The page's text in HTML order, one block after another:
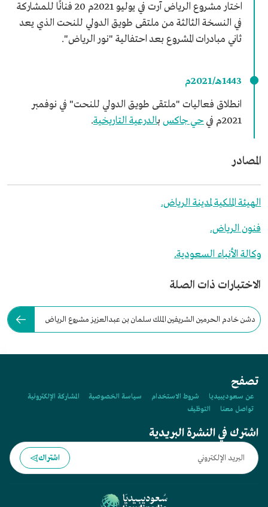
اختار مشروع الرياض آرت في يوليو 2021م 20 فنانًا للمشاركة
في النسخة الثالثة من ملتقى طويق الدولي للنحت الذي يعد
ثاني مبادرات المشروع بعد احتفالية "نور الرياض".
1443هـ/2021م
انطلاق فعاليات "ملتقى طويق الدولي للنحت" في نوفمبر
2021م في
حي جاكس بالدرعية التاريخية.
المصادر
الهيئة الملكية لمدينة الرياض.
فنون الرياض.
وكالة الأنباء السعودية.
الاختبارات ذات الصلة
دشن خادم الحرمين الشريفين الملك سلمان بن عبدالعزيز مشروع الرياض
تصفح
عن سعوديبيديا شروط الاستخدام سياسة الخصوصية
المشاركة الإلكترونية
تواصل معنا
التوظيف
اشترك في النشرة البريدية
اشتراك